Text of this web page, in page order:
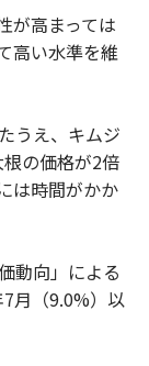
が高まっては
高い水準を維
うえ、キムジ
の価格が2倍
は時間がかか
動向」による
月（9.0%）以